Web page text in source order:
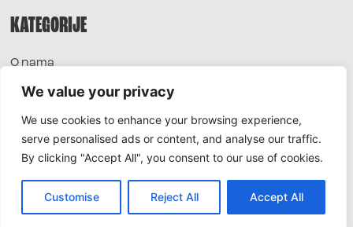
We value your privacy
We use cookies to enhance your browsing experience,
serve personalised ads or content, and analyse our traffic.
By clicking "Accept All", you consent to our use of cookies.
Customise Reject All Accept All
KATEGORIJE
O nama
Extra
Foto
Moda
TV
Horoskop